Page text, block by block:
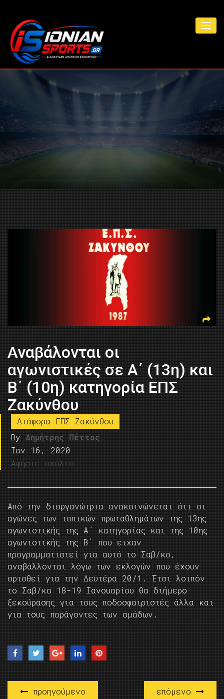
Αναβάλονται οι
αγωνιστικές σε Α΄ (13η) και
Β΄ (10η) κατηγορία ΕΠΣ
Ζακύνθου
Διάφορα ΕΠΣ Ζακύνθου
By Δημήτρης Πέττας
Ιαν 16, 2020
Αφήστε σχόλιο
Από την διοργανώτρια ανακοινώνεται ότι οι
αγώνες των τοπικών πρωταθλημάτων της 13ης
αγωνιστικής της Α΄ κατηγορίας και της 10ης
αγωνιστικής της Β΄ που ειχαν
προγραμματιστεί για αυτό το Σαβ/κο,
αναβάλλονται λόγω των εκλογών που έχουν
ορισθεί για την Δευτέρα 20/1. Έτσι λοιπόν
το Σαβ/κο 18-19 Ιανουαρίου θα διήμερο
ξεκούρασης για τους ποδοσφαιριστές άλλα και
για τους παράγοντες των ομάδων.
προηγούμενο επόμενο